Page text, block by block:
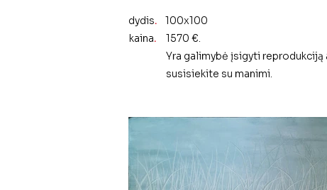
dydis.
100x100
kaina.
1570 €.
Yra galimybė įsigyti
susisiekite su manimi.